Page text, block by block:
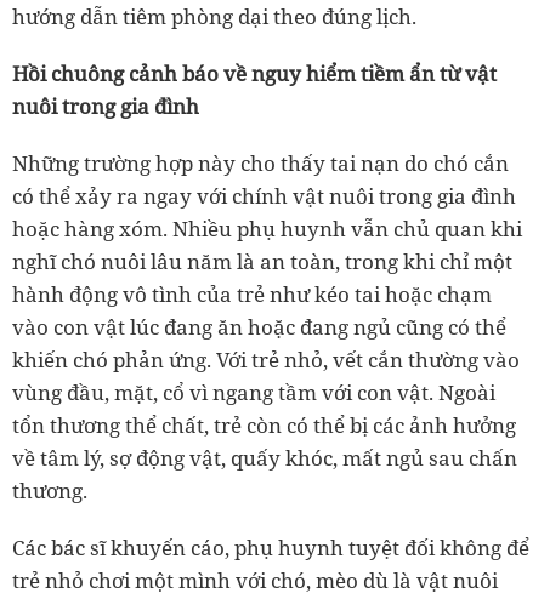
hướng dẫn tiêm phòng dại theo đúng lịch.
Hồi chuông cảnh báo về nguy hiểm tiềm ẩn từ vật
nuôi trong gia đình
Những trường hợp này cho thấy tai nạn do chó cắn
có thể xảy ra ngay với chính vật nuôi trong gia đình
hoặc hàng xóm. Nhiều phụ huynh vẫn chủ quan khi
nghĩ chó nuôi lâu năm là an toàn, trong khi chỉ một
hành động vô tình của trẻ như kéo tai hoặc chạm
vào con vật lúc đang ăn hoặc đang ngủ cũng có thể
khiến chó phản ứng. Với trẻ nhỏ, vết cắn thường vào
vùng đầu, mặt, cổ vì ngang tầm với con vật. Ngoài
tổn thương thể chất, trẻ còn có thể bị các ảnh hưởng
về tâm lý, sợ động vật, quấy khóc, mất ngủ sau chấn
thương.
Các bác sĩ khuyến cáo, phụ huynh tuyệt đối không để
trẻ nhỏ chơi một mình với chó, mèo dù là vật nuôi